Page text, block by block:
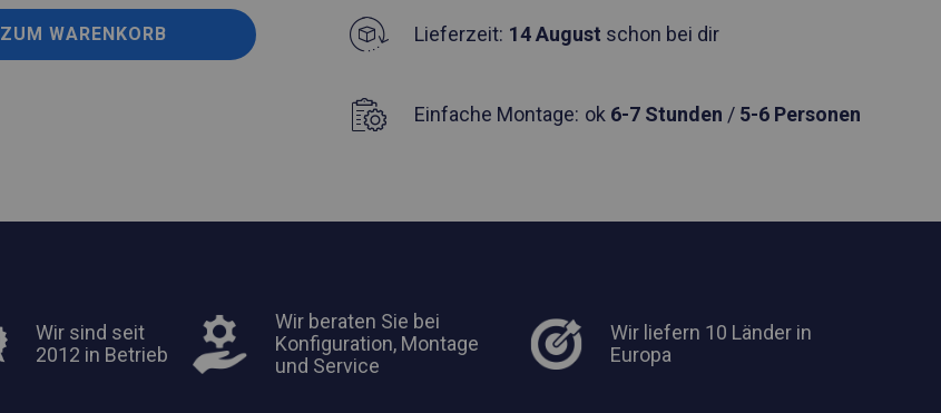
ZUM WARENKORB Lieferzeit: 14 August schon bei dir
Einfache Montage: ok 6-7 Stunden / 5-6 Personen
Wir sind seit
2012 in Betrieb
Wir beraten Sie bei
Konfiguration, Montage
und Service
Wir liefern 10 Länder in
Europa